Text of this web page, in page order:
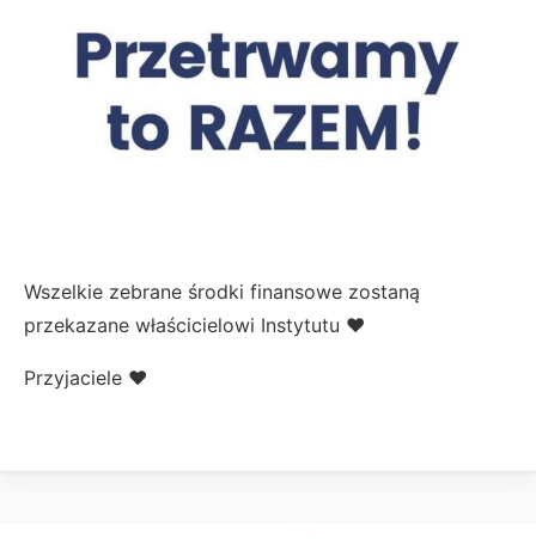
Wszelkie zebrane środki finansowe zostaną
przekazane właścicielowi Instytutu ❤️
Przyjaciele ❤️